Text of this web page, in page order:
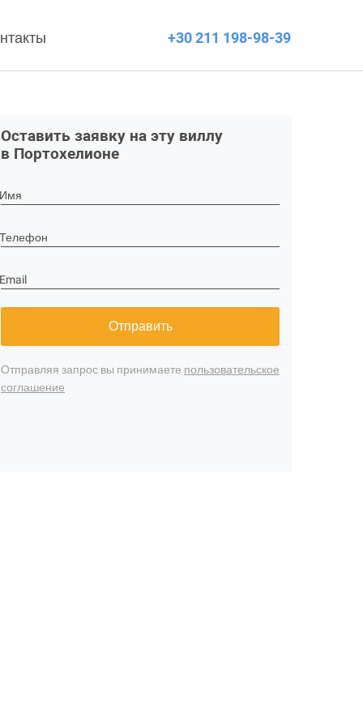
+30 211 198-98-39
Оставить заявку на эту виллу
в Портохелионе
Имя
Телефон
Email
Отправить
Отправляя запрос вы принимаете пользовательское
соглашение